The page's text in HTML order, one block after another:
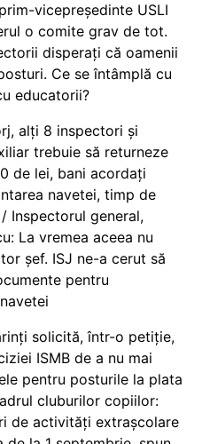
vicepreședinte USLI
o comite grav de tot.
disperați că oamenii
Ce se întâmplă cu
educatorii?
alți 8 inspectori și
trebuie să returneze
de lei, bani acordați
navetei, timp de
Inspectorul general,
La vremea aceea nu
șef. ISJ ne-a cerut să
pentru
solicită, într-o petiție,
ISMB de a nu mai
pentru posturile la plata
cluburilor copiilor:
de activități extrașcolare